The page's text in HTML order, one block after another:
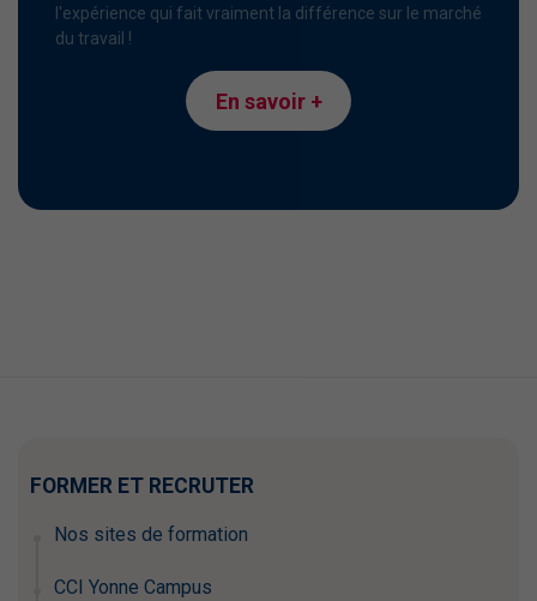
l'expérience qui fait vraiment la différence sur le marché
du travail !
En savoir +
FORMER ET RECRUTER
Nos sites de formation
CCI Yonne Campus